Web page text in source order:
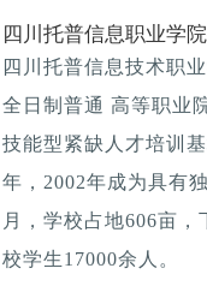
四川托普信息职业学
四川托普信息技术职
全日制普通 高等职业
技能型紧缺人才培训
年，2002年成为具有
月，学校占地606亩
校学生17000余人。